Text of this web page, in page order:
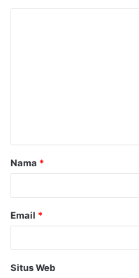
a
r
Nama *
Email *
Situs Web